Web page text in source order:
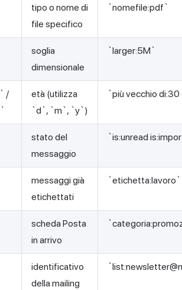
tipo o nome di
file specifico
`nomefile:pdf`
soglia
dimensionale
`larger:5M`
/
età (utilizza
`d`, `m`, `y`)
`più vecchio
stato del
messaggio
`is:unread
messaggi già
etichettati
`etichetta:lavoro`
scheda Posta
in arrivo
identificativo
della mailing
`list: